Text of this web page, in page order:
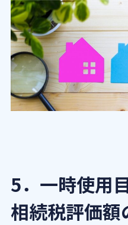
5．一時使用
相続税評価額